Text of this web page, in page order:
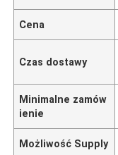
Cena
Czas dostawy
Minimalne zamów
ienie
Możliwość Supply